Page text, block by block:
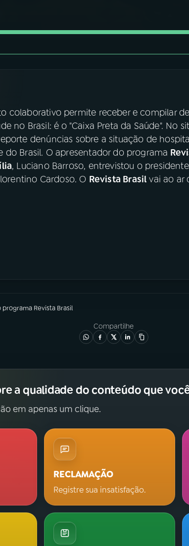
Facebook
X
colaborativo permite receber e compilar
no Brasil: é o "Caixa Preta da Saúde". No
denúncias sobre a situação de
do Brasil. O apresentador do programa
, Luciano Barroso, entrevistou o
Cardoso. O Revista Brasil vai ao ar
programa Revista Brasil
Compartilhe
a qualidade do conteúdo que
em apenas um clique.
RECLAMAÇÃO
Registre sua insatisfação.